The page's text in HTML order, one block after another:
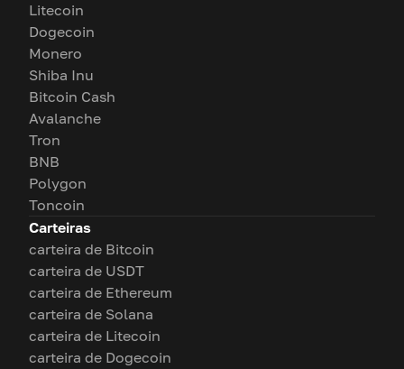
Litecoin
Dogecoin
Monero
Shiba Inu
Bitcoin Cash
Avalanche
Tron
BNB
Polygon
Toncoin
Carteiras
carteira de Bitcoin
carteira de USDT
carteira de Ethereum
carteira de Solana
carteira de Litecoin
carteira de Dogecoin